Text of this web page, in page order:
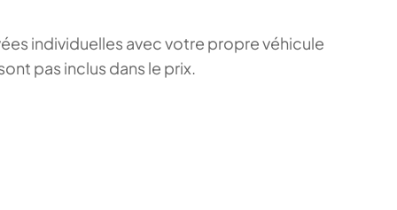
individuelles avec votre propre véhicule
pas inclus dans le prix.